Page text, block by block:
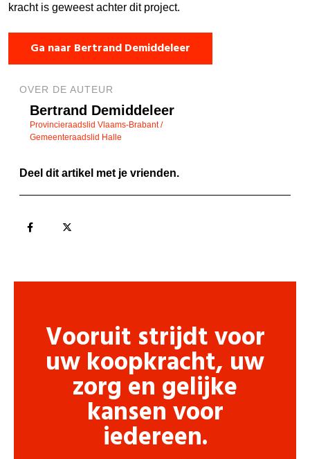
kracht is geweest achter dit project.
Ga naar Bertrand Demiddeleer
OVER DE AUTEUR
Bertrand Demiddeleer
Provincieraadslid Vlaams-Brabant /
Gemeenteraadslid Halle
Deel dit artikel met je vrienden.
Vooruit strijdt voor
uw koopkracht, uw
zorg en gelijke
kansen voor
iedereen.